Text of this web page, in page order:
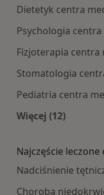
Dietetyk centra
Psychologia
Fizjoterapia centra
Stomatologia
Pediatria centra
Więcej (12)
Najczęście
Nadciśnienie
Choroba